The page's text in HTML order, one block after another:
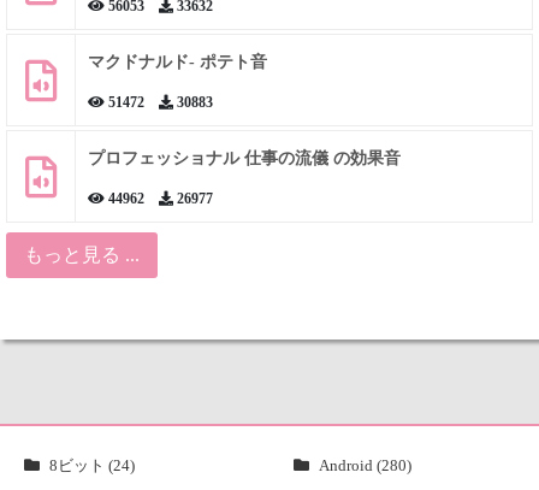
56053 33632
マクドナルド- ポテト音
51472 30883
プロフェッショナル 仕事の流儀 の効果音
44962 26977
もっと見る ...
8ビット (24) Android (280)